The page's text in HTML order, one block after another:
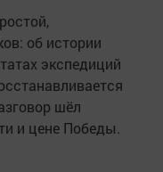
об истории
экспедиций
шёл
и цене Победы.